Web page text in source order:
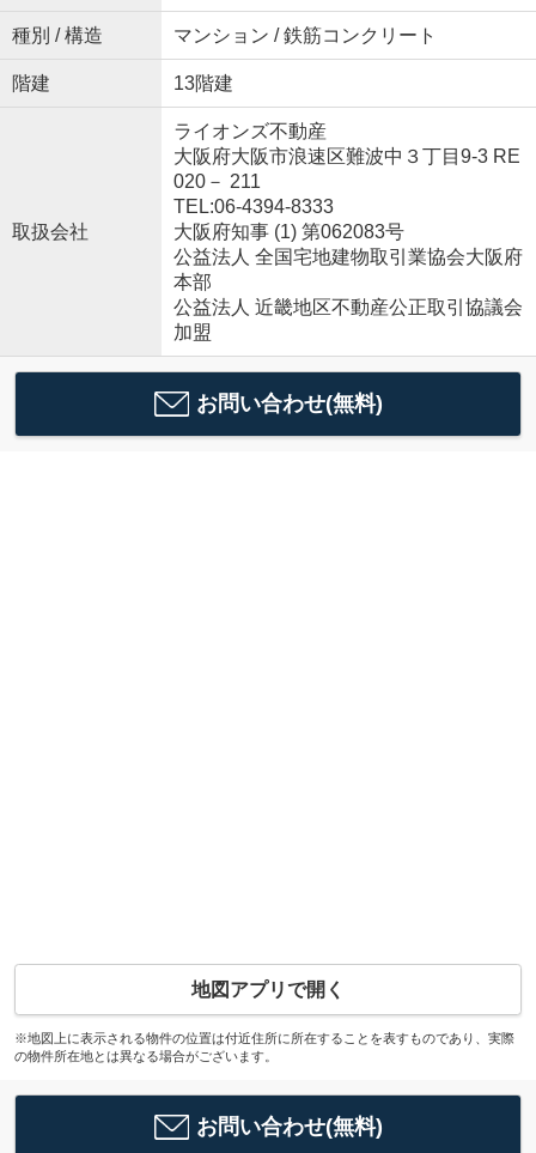
種別 / 構造 マンション / 鉄筋コンクリート
階建 13階建
取扱会社
ライオンズ不動産
大阪府大阪市浪速区難波中３丁目9-3 RE
020－ 211
TEL:06-4394-8333
大阪府知事 (1) 第062083号
公益法人 全国宅地建物取引業協会大阪府
本部
公益法人 近畿地区不動産公正取引協議会
加盟
お問い合わせ(無料)
地図アプリで開く
※地図上に表示される物件の位置は付近住所に所在することを表すものであり、実際
の物件所在地とは異なる場合がございます。
お問い合わせ(無料)